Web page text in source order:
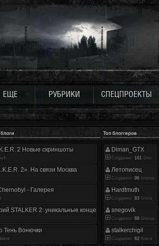
ЕЩЕ РУБРИКИ СПЕЦПРОЕКТЫ
Топ блоггеров
2 Новые скриншоты
2». На связи Москва
- Галерея
STALKER 2: уникальные концепт-арты
Тень Вонючки
Diman_GTX
Созданно: 161 блог
Летописец
Созданно: 96 блогов
Hardtmuth
Созданно: 83 блога
snegovik
Созданно: 68 блогов
stalkerchigil
Созданно: 62 блога